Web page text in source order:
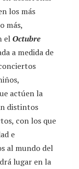
los más
más,
el Octubre
a medida de
actúen la
distintos
con los que
e
al mundo del
lugar en la